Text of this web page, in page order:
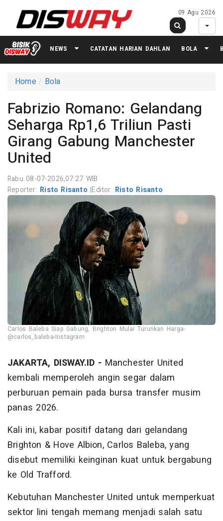
09 Agu 2026
NEWS CATATAN HARIAN DAHLAN BOLA
Home Bola
Fabrizio Romano: Gelandang
Seharga Rp1,6 Triliun Pasti
Girang Gabung Manchester
United
Rabu 08-07-2026,07:27 WIB
Reporter: Risto Risanto|Editor: Risto Risanto
Carlos Baleba Siap Gabung, Brighton Mulai Turunkan Harga-
@carlos_baleba-Instagram
JAKARTA, DISWAY.ID - Manchester United
kembali memperoleh angin segar dalam
perburuan pemain pada bursa transfer musim
panas 2026.
Kali ini, kabar positif datang dari gelandang
Brighton & Hove Albion, Carlos Baleba, yang
disebut memiliki keinginan kuat untuk bergabung
ke Old Trafford.
Kebutuhan Manchester United untuk memperkuat
sektor lini tengah memang menjadi salah satu